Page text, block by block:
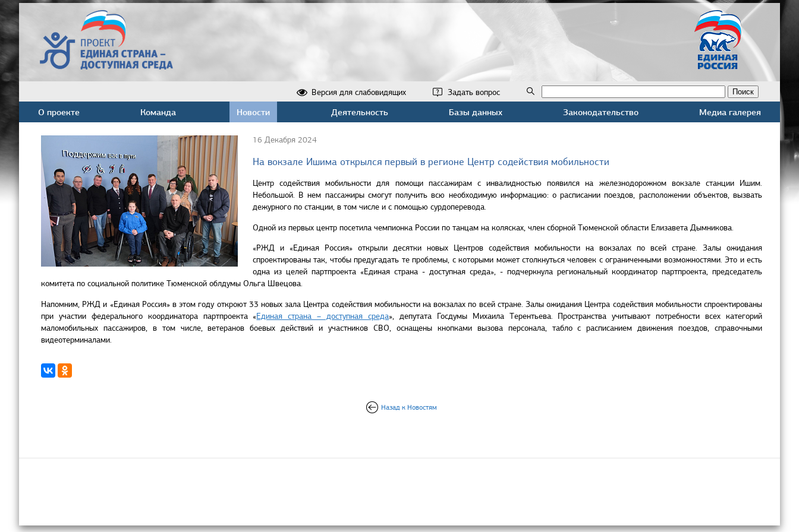
Задать вопрос
Версия для слабовидящих
О проекте Команда Новости Деятельность Базы данных Законодательство Медиа галерея
16 Декабря 2024
На вокзале Ишима открылся первый в регионе Центр содействия мобильности
Центр содействия мобильности для помощи пассажирам с инвалидностью появился на железнодорожном вокзале станции Ишим.
Небольшой. В нем пассажиры смогут получить всю необходимую информацию: о расписании поездов, расположении объектов, вызвать
дежурного по станции, в том числе и с помощью сурдоперевода.
Одной из первых центр посетила чемпионка России по танцам на колясках, член сборной Тюменской области Елизавета Дымникова.
«РЖД и «Единая Россия» открыли десятки новых Центров содействия мобильности на вокзалах по всей стране. Залы ожидания
спроектированы так, чтобы предугадать те проблемы, с которыми может столкнуться человек с ограниченными возможностями. Это и есть
одна из целей партпроекта «Единая страна - доступная среда», - подчеркнула региональный координатор партпроекта, председатель
комитета по социальной политике Тюменской облдумы Ольга Швецова.
Напомним, РЖД и «Единая Россия» в этом году откроют 33 новых зала Центра содействия мобильности на вокзалах по всей стране. Залы ожидания Центра содействия мобильности спроектированы
при участии федерального координатора партпроекта «Единая страна – доступная среда», депутата Госдумы Михаила Терентьева. Пространства учитывают потребности всех категорий
маломобильных пассажиров, в том числе, ветеранов боевых действий и участников СВО, оснащены кнопками вызова персонала, табло с расписанием движения поездов, справочными
видеотерминалами.
Назад к Новостям